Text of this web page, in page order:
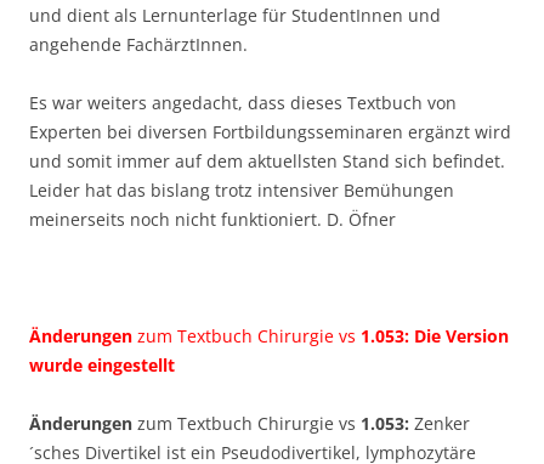
und dient als Lernunterlage für StudentInnen und
angehende FachärztInnen.
Es war weiters angedacht, dass dieses Textbuch von
Experten bei diversen Fortbildungsseminaren ergänzt wird
und somit immer auf dem aktuellsten Stand sich befindet.
Leider hat das bislang trotz intensiver Bemühungen
meinerseits noch nicht funktioniert. D. Öfner
Änderungen zum Textbuch Chirurgie vs 1.053: Die Version
wurde eingestellt
Änderungen zum Textbuch Chirurgie vs 1.053: Zenker
´sches Divertikel ist ein Pseudodivertikel, lymphozytäre